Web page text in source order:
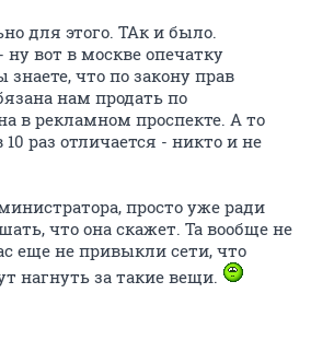
для этого. ТАк и было.
вот в москве опечатку
что по закону прав
нам продать по
в рекламном проспекте. А то
раз отличается - никто и не
просто уже ради
что она скажет. Та вообще не
еще не привыкли сети, что
нагнуть за такие вещи.